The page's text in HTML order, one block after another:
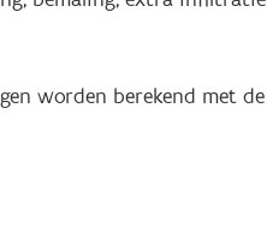
worden berekend met de